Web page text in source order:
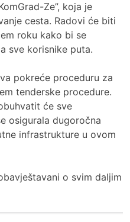
Ze”, koja je
cesta. Radovi će biti
roku kako bi se
sve korisnike puta.
pokreće proceduru za
tenderske procedure.
će sve
osigurala dugoročna
infrastrukture u ovom
o svim daljim